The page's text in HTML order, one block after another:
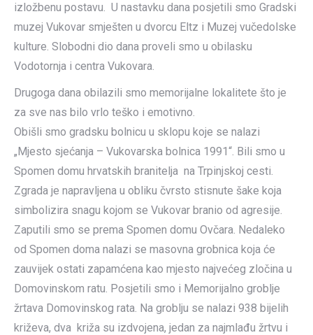
izložbenu postavu. U nastavku dana posjetili smo Gradski
muzej Vukovar smješten u dvorcu Eltz i Muzej vučedolske
kulture. Slobodni dio dana proveli smo u obilasku
Vodotornja i centra Vukovara.
Drugoga dana obilazili smo memorijalne lokalitete što je
za sve nas bilo vrlo teško i emotivno.
Obišli smo gradsku bolnicu u sklopu koje se nalazi
„Mjesto sjećanja – Vukovarska bolnica 1991“. Bili smo u
Spomen domu hrvatskih branitelja na Trpinjskoj cesti.
Zgrada je napravljena u obliku čvrsto stisnute šake koja
simbolizira snagu kojom se Vukovar branio od agresije.
Zaputili smo se prema Spomen domu Ovčara. Nedaleko
od Spomen doma nalazi se masovna grobnica koja će
zauvijek ostati zapamćena kao mjesto najvećeg zločina u
Domovinskom ratu. Posjetili smo i Memorijalno groblje
žrtava Domovinskog rata. Na groblju se nalazi 938 bijelih
križeva, dva križa su izdvojena, jedan za najmlađu žrtvu i